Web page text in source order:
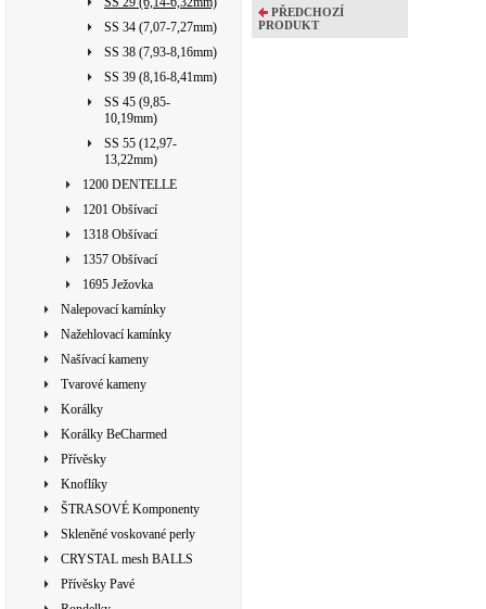
SS 34 (7,07-7,27mm)
SS 38 (7,93-8,16mm)
SS 39 (8,16-8,41mm)
SS 45 (9,85-
10,19mm)
SS 55 (12,97-
13,22mm)
1200 DENTELLE
1201 Obšívací
1318 Obšívací
1357 Obšívací
1695 Ježovka
Nalepovací kamínky
Nažehlovací kamínky
Našívací kameny
Tvarové kameny
Korálky
Korálky BeCharmed
Přívěsky
Knoflíky
ŠTRASOVÉ Komponenty
Skleněné voskované perly
CRYSTAL mesh BALLS
Přívěsky Pavé
PŘEDCHOZÍ
PRODUKT